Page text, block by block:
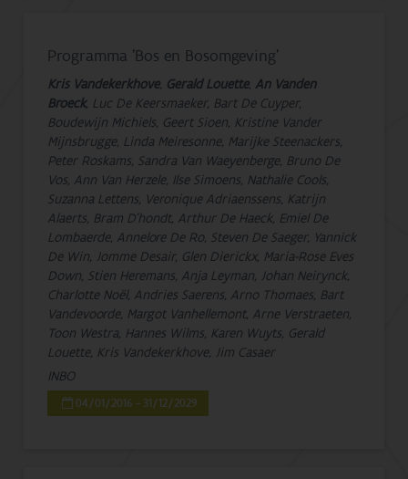
Programma 'Bos en Bosomgeving'
Kris Vandekerkhove, Gerald Louette,An Vanden
Broeck, Luc De Keersmaeker, Bart De Cuyper,
Boudewijn Michiels, Geert Sioen, Kristine Vander
Mijnsbrugge, Linda Meiresonne, Marijke Steenackers,
Peter Roskams, Sandra Van Waeyenberge, Bruno De
Vos, Ann Van Herzele, Ilse Simoens, Nathalie Cools,
Suzanna Lettens, Veronique Adriaenssens, Katrijn
Alaerts, Bram D'hondt, Arthur De Haeck, Emiel De
Lombaerde, Annelore De Ro, Steven De Saeger, Yannick
De Win, Jomme Desair, Glen Dierickx, Maria-Rose Eves
Down, Stien Heremans, Anja Leyman, Johan Neirynck,
Charlotte Noël, Andries Saerens, Arno Thomaes, Bart
Vandevoorde, Margot Vanhellemont, Arne Verstraeten,
Toon Westra, Hannes Wilms, Karen Wuyts, Gerald
Louette, Kris Vandekerkhove, Jim Casaer
INBO
04/01/2016 - 31/12/2029